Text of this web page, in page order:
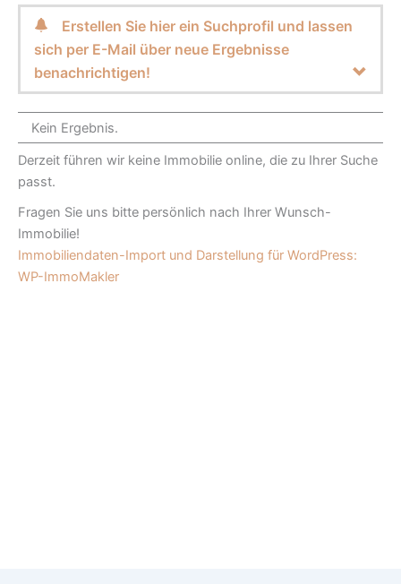
Erstellen Sie hier ein Suchprofil und lassen
sich per E-Mail über neue Ergebnisse
benachrichtigen!
Kein Ergebnis.
Derzeit führen wir keine Immobilie online, die zu Ihrer Suche
passt.
Fragen Sie uns bitte persönlich nach Ihrer Wunsch-
Immobilie!
Immobiliendaten-Import und Darstellung für WordPress:
WP-ImmoMakler